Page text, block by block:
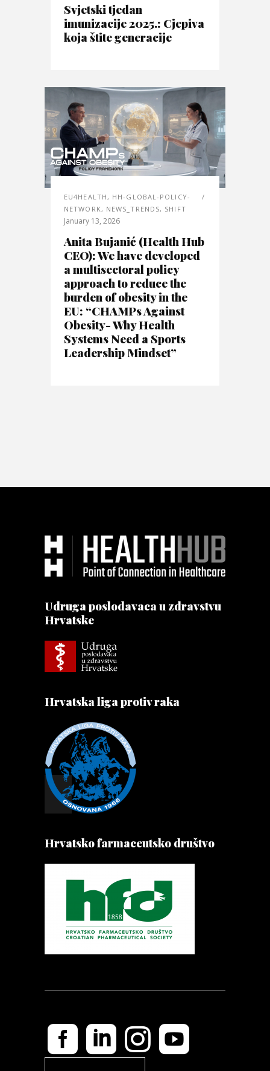
Svjetski tjedan
imunizacije 2025.: Cjepiva
koja štite generacije
EU4HEALTH, HH-GLOBAL-POLICY-
NETWORK, NEWS_TRENDS, SHIFT
January 13, 2026
Anita Bujanić (Health Hub
CEO): We have developed
a multisectoral policy
approach to reduce the
burden of obesity in the
EU: “CHAMPs Against
Obesity- Why Health
Systems Need a Sports
Leadership Mindset”
Udruga poslodavaca u zdravstvu
Hrvatske
Hrvatska liga protiv raka
Hrvatsko farmaceutsko društvo